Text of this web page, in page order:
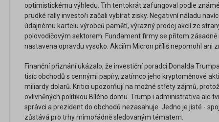
optimistickému výhledu. Trh tentokrát zafungoval podle
prudké rally investoři začali vybírat zisky. Negativní náladu
údajnému kartelu výrobců pamětí, výrazný prodej akcií ze
polovodičovým sektorem. Fundament firmy se přitom zásadně
nastavena opravdu vysoko. Akciím Micron příliš nepomohl ani
Finanční přiznání ukázalo, že investiční poradci Donalda
tisíc obchodů s cennými papíry, zatímco jeho kryptoměnové
miliardy dolarů. Kritici upozorňují na možné střety zájmů,
ovlivněných politikou Bílého domu. Trump i administrativa ale
správci a prezident do obchodů nezasahuje. Jedno je jisté -
zůstává pro trhy mimořádně sledovaným tématem.